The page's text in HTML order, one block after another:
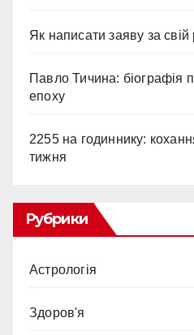
Як написати заяву за
Павло Тичина: біографія
епоху
2255 на годиннику:
тижня
Рубрики
Астрологія
Здоров'я